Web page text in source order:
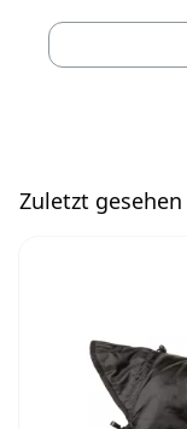
Zuletzt gesehen